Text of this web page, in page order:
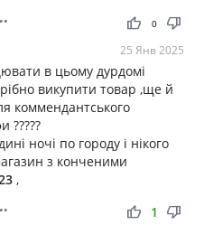
thumb_up thumb_down
0
25 Янв 2025
в цьому дурдомі
викупити товар ,ще й
коммендантського
?????
ночі по городу і нікого
з конченими
,
thumb_up thumb_down
1